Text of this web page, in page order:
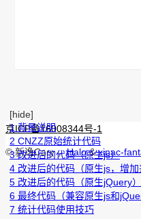
[hide]
1 背景说明
2 CNZZ原始统计代码
3 改进后的代码（原生js）
4 改进后的代码（原生js，增加
5 改进后的代码（原生jQuery）
6 最终代码（兼容原生js和
7 统计代码使用技巧
京ICP备16008344号-1
© 新逸Cary ，Halo&xinac-